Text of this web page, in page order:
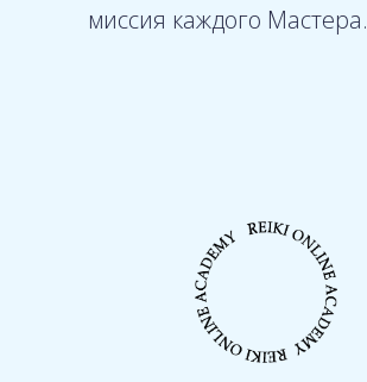
миссия каждого Мастера.